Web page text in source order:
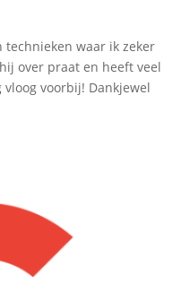
waar ik zeker
over praat en heeft veel
voorbij! Dankjewel